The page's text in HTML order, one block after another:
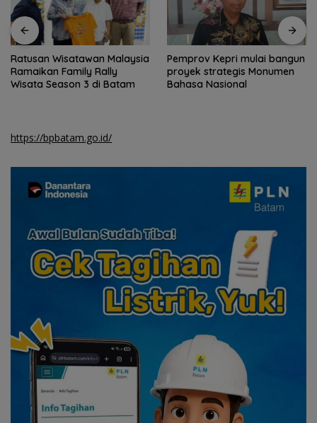
Ratusan Wisatawan Malaysia
Ramaikan Family Rally
Wisata Season 3 di Batam
Pemprov Kepri mulai bangun
proyek strategis Monumen
Bahasa Nasional
https://bpbatam.go.id/